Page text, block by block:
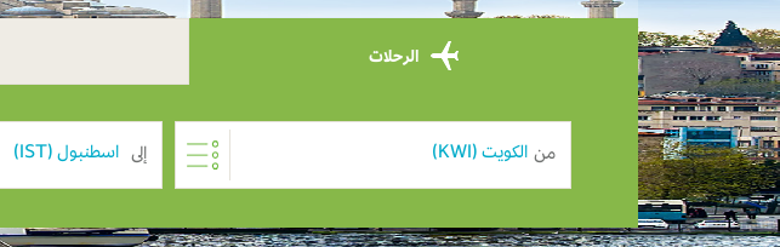
الرحلات
من إلى